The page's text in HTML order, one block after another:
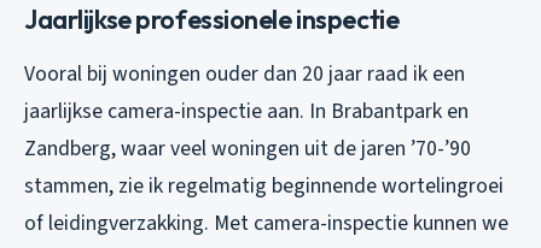
Jaarlijkse professionele inspectie
Vooral bij woningen ouder dan 20 jaar raad ik een
jaarlijkse camera-inspectie aan. In Brabantpark en
Zandberg, waar veel woningen uit de jaren ’70-’90
stammen, zie ik regelmatig beginnende wortelingroei
of leidingverzakking. Met camera-inspectie kunnen we